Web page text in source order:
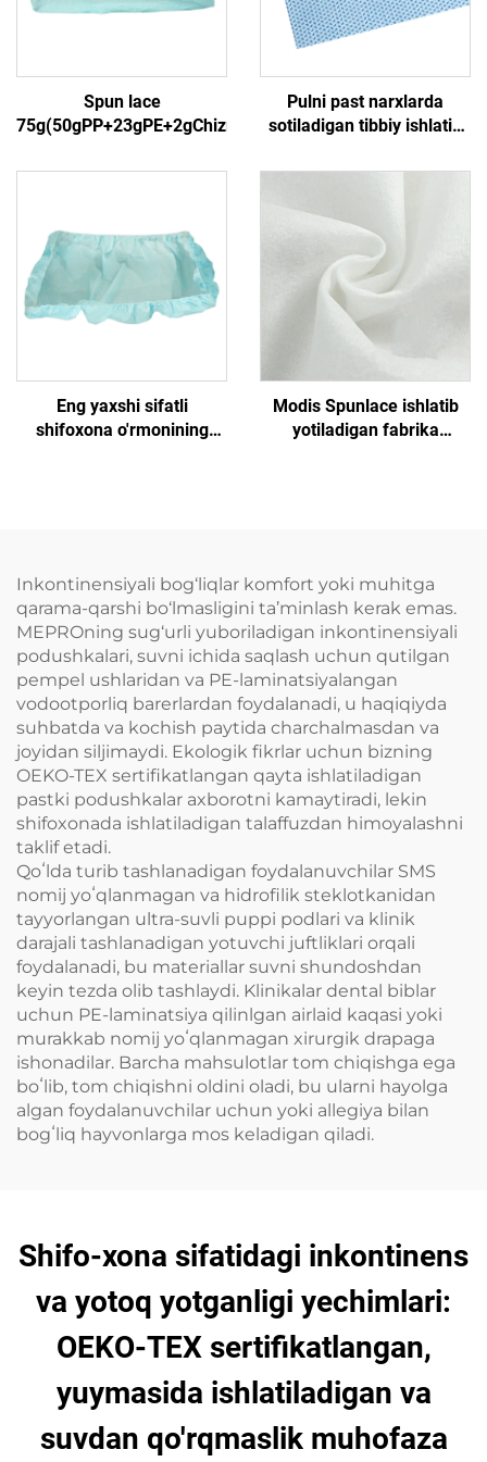
Spun lace
75g(50gPP+23gPE+2gChizma)3
Pulni past narxlarda
sotiladigan tibbiy ishlatib
qog'oz barcha turdagi
Eng yaxshi sifatli
shifoxona o'rmonining
Modis Spunlace ishlatib
yotiladigan fabrika
ishlatiladigan tosh taklif
etamiz
Inkontinensiyali bog‘liqlar komfort yoki muhitga
qarama-qarshi bo‘lmasligini ta’minlash kerak emas.
MEPROning sug‘urli yuboriladigan inkontinensiyali
podushkalari, suvni ichida saqlash uchun qutilgan
pempel ushlaridan va PE-laminatsiyalangan
vodootporliq barerlardan foydalanadi, u haqiqiyda
suhbatda va kochish paytida charchalmasdan va
joyidan siljimaydi. Ekologik fikrlar uchun bizning
OEKO-TEX sertifikatlangan qayta ishlatiladigan
pastki podushkalar axborotni kamaytiradi, lekin
shifoxonada ishlatiladigan talaffuzdan himoyalashni
taklif etadi.
Qoʻlda turib tashlanadigan foydalanuvchilar SMS
nomij yoʻqlanmagan va hidrofilik steklotkanidan
tayyorlangan ultra-suvli puppi podlari va klinik
darajali tashlanadigan yotuvchi juftliklari orqali
foydalanadi, bu materiallar suvni shundoshdan
keyin tezda olib tashlaydi. Klinikalar dental biblar
uchun PE-laminatsiya qilinlgan airlaid kaqasi yoki
murakkab nomij yoʻqlanmagan xirurgik drapaga
ishonadilar. Barcha mahsulotlar tom chiqishga ega
boʻlib, tom chiqishni oldini oladi, bu ularni hayolga
algan foydalanuvchilar uchun yoki allegiya bilan
bogʻliq hayvonlarga mos keladigan qiladi.
Shifo-xona sifatidagi inkontinens
va yotoq yotganligi yechimlari:
OEKO-TEX sertifikatlangan,
yuymasida ishlatiladigan va
suvdan qo'rqmaslik muhofaza